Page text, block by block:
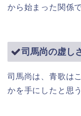
から始まった関係
司馬尚の虚し
司馬尚は、青歌は
かを手にしたと思